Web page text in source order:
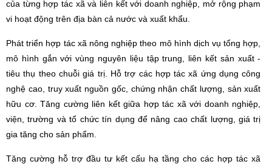
của từng hợp tác xã và liên kết với doanh nghiệp, mở rộng phạm
vi hoạt động trên địa bàn cả nước và xuất khẩu.
Phát triển hợp tác xã nông nghiệp theo mô hình dịch vụ tổng hợp,
mô hình gắn với vùng nguyên liệu tập trung, liên kết sản xuất -
tiêu thụ theo chuỗi giá trị. Hỗ trợ các hợp tác xã ứng dụng công
nghệ cao, truy xuất nguồn gốc, chứng nhận chất lượng, sản xuất
hữu cơ. Tăng cường liên kết giữa hợp tác xã với doanh nghiệp,
viện, trường và tổ chức tín dụng để nâng cao chất lượng, giá trị
gia tăng cho sản phẩm.
Tăng cường hỗ trợ đầu tư kết cấu hạ tầng cho các hợp tác xã